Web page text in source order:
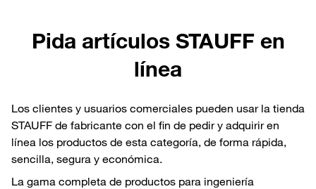
Pida artículos STAUFF en
línea
Los clientes y usuarios comerciales pueden usar la tienda
STAUFF de fabricante con el fin de pedir y adquirir en
línea los productos de esta categoría, de forma rápida,
sencilla, segura y económica.
La gama completa de productos para ingeniería